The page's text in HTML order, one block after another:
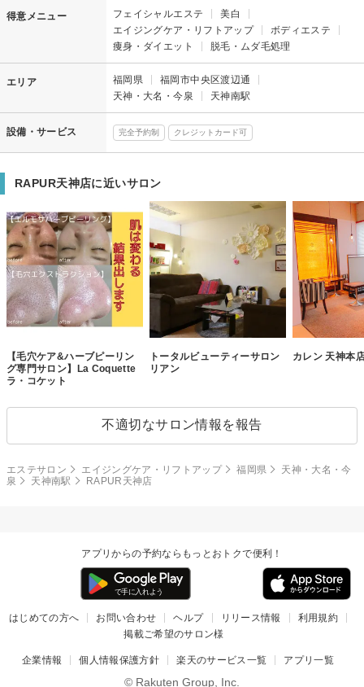
得意メニュー フェイシャルエステ
美白
エイジングケア・リフトアップ
ボディエステ
痩身・ダイエット
脱毛・ムダ毛処理
エリア 福岡県
福岡市中央区渡辺通
天神・大名・今泉
天神南駅
設備・サービス 完全予約制 クレジットカード可
RAPUR天神店に近いサロン
【毛穴ケア&ハーブピーリン
グ専門サロン】La Coquette
ラ・コケット
トータルビューティーサロン
リアン
カレン 天神本
不適切なサロン情報を報告
エステサロン エイジングケア・リフトアップ 福岡県
天神・大名・今
泉
天神南駅 RAPUR天神店
アプリからの予約ならもっとおトクで便利！
はじめての方へ お問い合わせ ヘルプ リリース情報
利用規約
掲載ご希望のサロン様
企業情報 個人情報保護方針 楽天のサービス一覧 アプリ一覧
© Rakuten Group, Inc.